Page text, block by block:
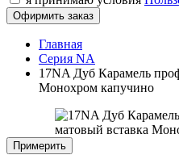
Офирмить заказ
Главная
Серия NA
17NA Дуб Карамель
Монохром капучино
Примерить